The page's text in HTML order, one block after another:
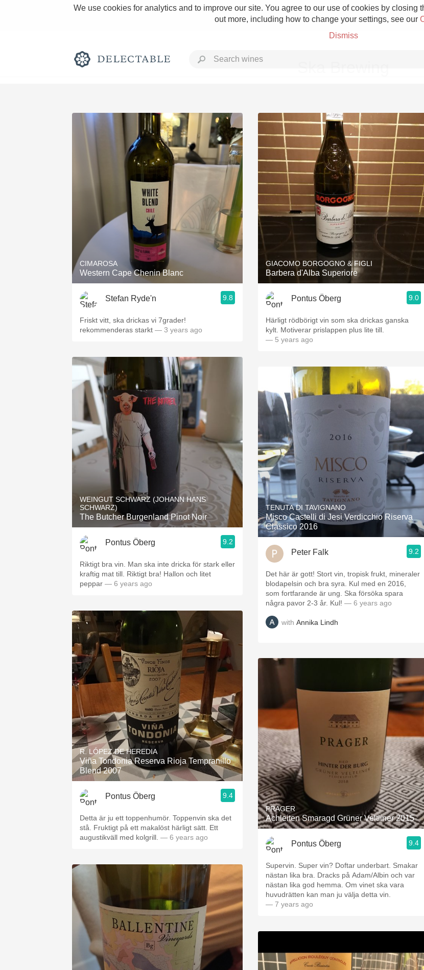
We use cookies for analytics and to improve our site. You agree to our use of cookies by closing
out more, including how to change your settings, see our
Dismiss
Rich and Bold Grower Champagne
Classic Napa Etna Rosso
Tawny Port Skin Contact
1982 Bordeaux Acidity
Oaky 2010 Chablis
QPR Oregon Pinot
Buttery Coravin
CIMAROSA
Western Cape Chenin Blanc
Stefan Ryde'n 9.8
Friskt vitt, ska drickas vi 7grader!
rekommenderas starkt — 3 years ago
WEINGUT SCHWARZ (JOHANN HANS
SCHWARZ)
The Butcher Burgenland Pinot Noir
Pontus Öberg 9.2
Riktigt bra vin. Man ska inte dricka för stark eller
kraftig mat till. Riktigt bra! Hallon och litet
peppar — 6 years ago
R. LÓPEZ DE HEREDIA
Viña Tondonia Reserva Rioja Tempranillo
Blend 2007
Pontus Öberg 9.4
Detta är ju ett toppenhumör. Toppenvin ska det
stå. Fruktigt på ett makalöst härligt sätt. Ett
augustikväll med kolgrill. — 6 years ago
GIACOMO BORGOGNO & FIGLI
Barbera d'Alba Superiore
Pontus Öberg 9.0
Härligt rödbörigt vin som ska drickas ganska
kylt. Motiverar prislappen plus lite till.
— 5 years ago
TENUTA DI TAVIGNANO
Misco Castelli di Jesi Verdicchio Riserva
Classico 2016
Peter Falk 9.2
Det här är gott! Stort vin, tropisk frukt, mineraler
blodapelsin och bra syra. Kul med en 2016,
som fortfarande är ung. Ska försöka spara
några pavor 2-3 år. Kul! — 6 years ago
with Annika Lindh
PRAGER
Achleiten Smaragd Grüner Veltliner 2015
Pontus Öberg 9.4
Supervin. Super vin? Doftar underbart. Smakar
nästan lika bra. Dracks på Adam/Albin och var
nästan lika god hemma. Om vinet ska vara
huvudrätten kan man ju välja detta vin.
— 7 years ago